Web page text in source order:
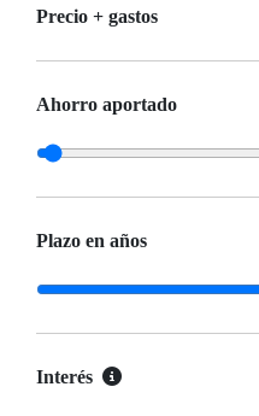
Precio + gastos
Ahorro aportado
Plazo en años
Interés